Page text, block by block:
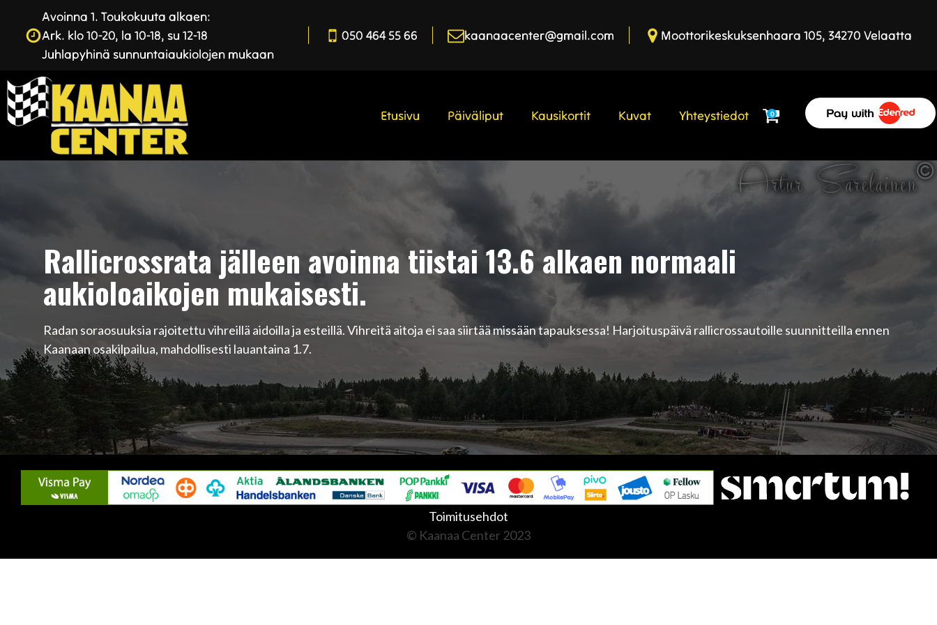
Avoinna 1. Toukokuuta alkaen:
Ark. klo 10-20, la 10-18, su 12-18
Juhlapyhinä sunnuntaiaukiolojen mukaan
050 464 55 66 kaanaacenter@gmail.com Moottorikeskuksenhaara 105, 34270 Velaatta
Etusivu Päiväliput Kausikortit Kuvat Yhteystiedot 0
Rallicrossrata jälleen avoinna tiistai 13.6 alkaen normaali
aukioloaikojen mukaisesti.
Radan soraosuuksia rajoitettu vihreillä aidoilla ja esteillä. Vihreitä aitoja ei saa siirtää missään tapauksessa! Harjoituspäivä rallicrossautoille suunnitteilla ennen
Kaanaan osakilpailua, mahdollisesti lauantaina 1.7.
Toimitusehdot
© Kaanaa Center 2023